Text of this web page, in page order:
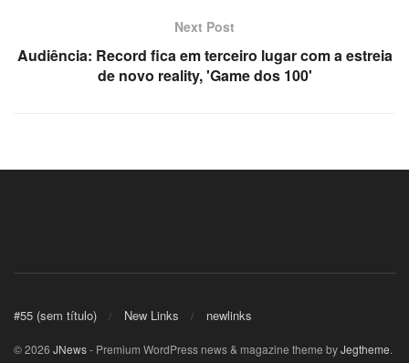
Next Post
Audiência: Record fica em terceiro lugar com a estreia
de novo reality, 'Game dos 100'
#55 (sem título) New Links newlinks
© 2026 JNews- Premium WordPress news & magazine theme byJegtheme.